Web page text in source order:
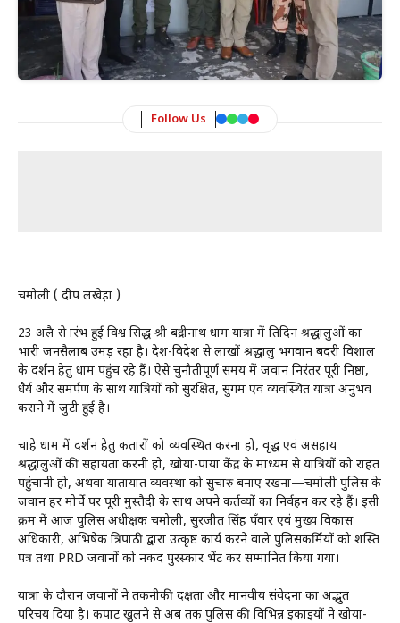
Follow Us
चमोली ( प्रदीप लखेड़ा )
23 अप्रैल से प्रारंभ हुई विश्व प्रसिद्ध श्री बद्रीनाथ धाम यात्रा में प्रतिदिन श्रद्धालुओं का
भारी जनसैलाब उमड़ रहा है। देश-विदेश से लाखों श्रद्धालु भगवान बदरी विशाल
के दर्शन हेतु धाम पहुंच रहे हैं। ऐसे चुनौतीपूर्ण समय में जवान निरंतर पूरी निष्ठा,
धैर्य और समर्पण के साथ यात्रियों को सुरक्षित, सुगम एवं व्यवस्थित यात्रा अनुभव
कराने में जुटी हुई है।
चाहे धाम में दर्शन हेतु कतारों को व्यवस्थित करना हो, वृद्ध एवं असहाय
श्रद्धालुओं की सहायता करनी हो, खोया-पाया केंद्र के माध्यम से यात्रियों को राहत
पहुंचानी हो, अथवा यातायात व्यवस्था को सुचारु बनाए रखना—चमोली पुलिस के
जवान हर मोर्चे पर पूरी मुस्तैदी के साथ अपने कर्तव्यों का निर्वहन कर रहे हैं। इसी
क्रम में आज पुलिस अधीक्षक चमोली, सुरजीत सिंह पँवार एवं मुख्य विकास
अधिकारी, अभिषेक त्रिपाठी द्वारा उत्कृष्ट कार्य करने वाले पुलिसकर्मियों को प्रशस्ति
पत्र तथा PRD जवानों को नकद पुरस्कार भेंट कर सम्मानित किया गया।
यात्रा के दौरान जवानों ने तकनीकी दक्षता और मानवीय संवेदना का अद्भुत
परिचय दिया है। कपाट खुलने से अब तक पुलिस की विभिन्न इकाइयों ने खोया-